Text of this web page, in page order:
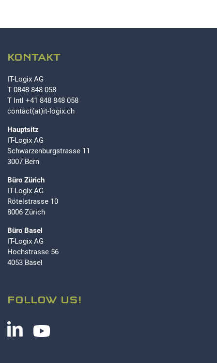
KONTAKT
IT-Logix AG
T 0848 848 058
T Intl +41 848 848 058
contact(at)it-logix.ch
Hauptsitz
IT-Logix AG
Schwarzenburgstrasse 11
3007 Bern
Büro Zürich
IT-Logix AG
Rötelstrasse 10
8006 Zürich
Büro Basel
IT-Logix AG
Hochstrasse 56
4053 Basel
FOLLOW US!